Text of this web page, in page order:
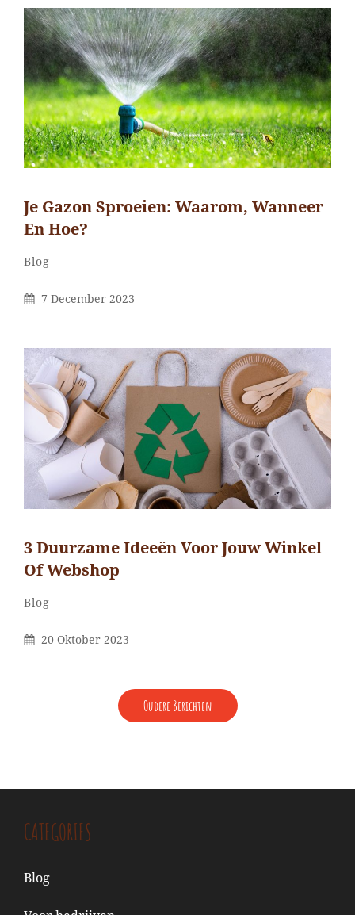
Je Gazon Sproeien: Waarom, Wanneer
En Hoe?
Categorieën
Blog
Gepubliceerd
7 December 2023
3 Duurzame Ideeën Voor Jouw Winkel
Of Webshop
Categorieën
Blog
Gepubliceerd
20 Oktober 2023
BERICHTENNAVIGATIEOudere Berichten
CATEGORIES
Blog